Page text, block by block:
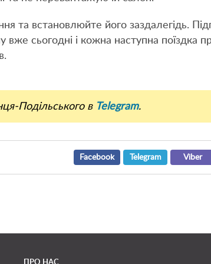
та встановлюйте його заздалегідь.
вже сьогодні і кожна наступна поїздка
Подільського в Telegram.
Facebook Telegram Viber